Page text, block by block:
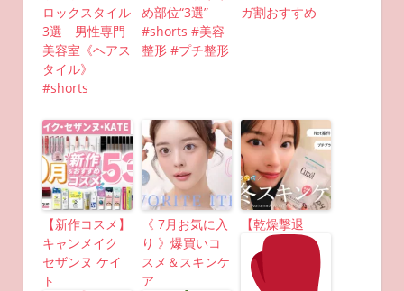
ロックスタイル
3選 男性専門
美容室《ヘアス
タイル》
#shorts
め部位“3選”
#shorts #美容
整形 #プチ整形
ガ割おすすめ
【新作コスメ】
キャンメイク
セザンヌ ケイ
ト
《 7月お気に入
り 》爆買いコ
スメ＆スキンケ
ア
【乾燥撃退